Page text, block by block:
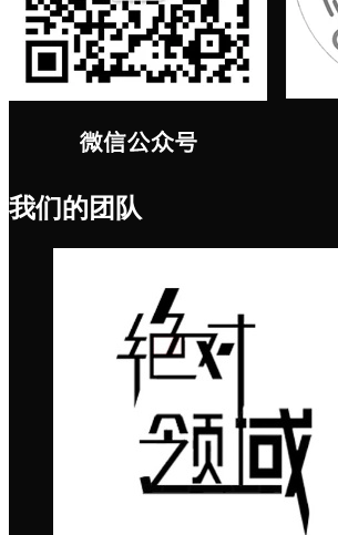
我们的团队